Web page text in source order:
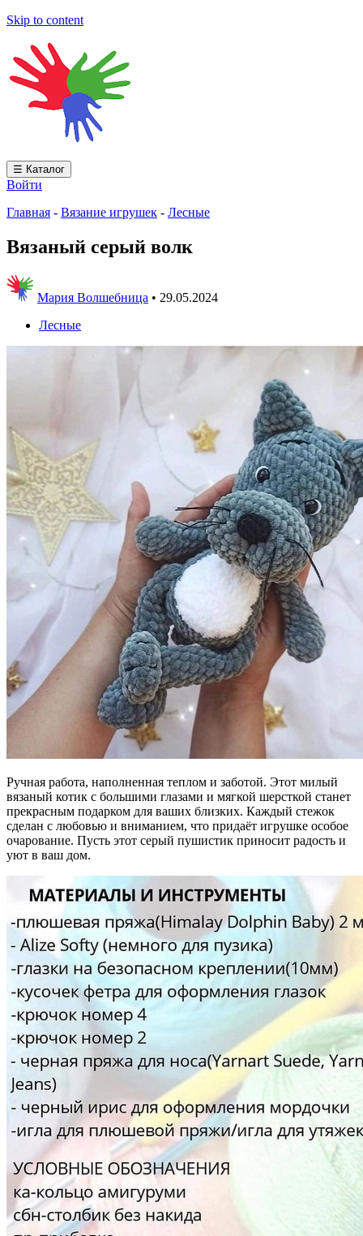
Skip to content
☰ Каталог
Войти
Главная - Вязание игрушек - Лесные
Вязаный серый волк
Мария Волшебница • 29.05.2024
Лесные
Ручная работа, наполненная теплом и заботой. Этот милый
вязаный котик с большими глазами и мягкой шерсткой станет
прекрасным подарком для ваших близких. Каждый стежок
сделан с любовью и вниманием, что придаёт игрушке особое
очарование. Пусть этот серый пушистик приносит радость и
уют в ваш дом.